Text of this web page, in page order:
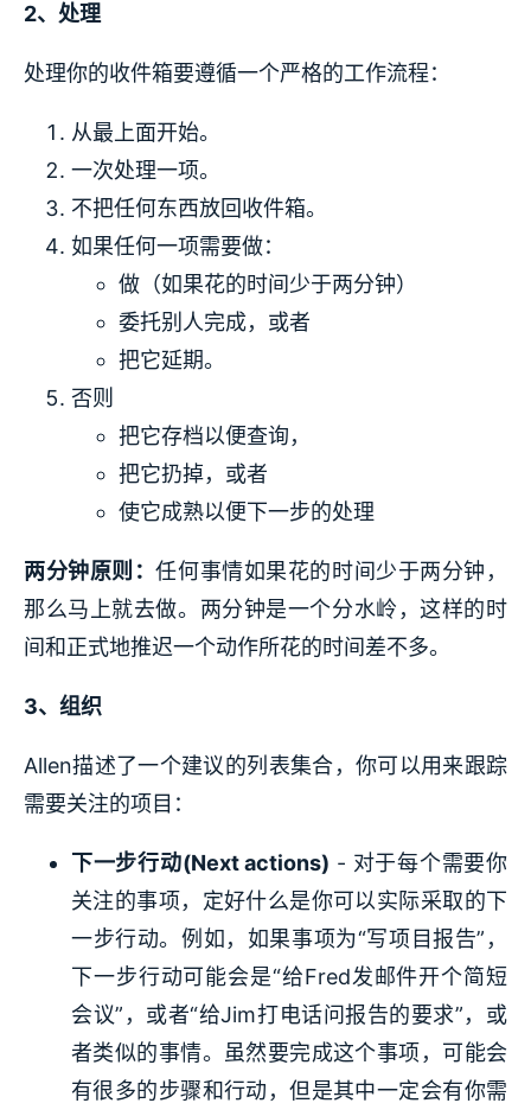
2、处理
处理你的收件箱要遵循一个严格的工作流程：
从最上面开始。
一次处理一项。
不把任何东西放回收件箱。
如果任何一项需要做：
做（如果花的时间少于两分钟）
委托别人完成，或者
把它延期。
否则
把它存档以便查询，
把它扔掉，或者
使它成熟以便下一步的处理
两分钟原则：任何事情如果花的时间少于两分钟，
那么马上就去做。两分钟是一个分水岭，这样的时
间和正式地推迟一个动作所花的时间差不多。
3、组织
Allen描述了一个建议的列表集合，你可以用来跟踪
需要关注的项目：
下一步行动(Next actions) - 对于每个需要你
关注的事项，定好什么是你可以实际采取的下
一步行动。例如，如果事项为“写项目报告”，
下一步行动可能会是“给Fred发邮件开个简短
会议”，或者“给Jim打电话问报告的要求”，或
者类似的事情。虽然要完成这个事项，可能会
有很多的步骤和行动，但是其中一定会有你需